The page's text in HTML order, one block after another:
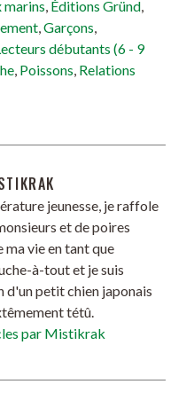
marins Éditions Gründ
Garçons
débutants (6 - 9
Poissons Relations
jeunesse, je raffole
et de poires
vie en tant que
à-tout et je suis
d'un petit chien japonais
tétû.
par Mistikrak